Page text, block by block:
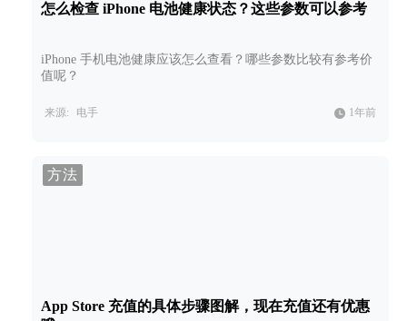
怎么检查 iPhone 电池健康状态？这些参数可以参考
iPhone 手机电池健康应该怎么查看？哪些参数比较有参考价
值呢？
来源: 电手 1年前
方法
App Store 充值的具体步骤图解，现在充值还有优惠